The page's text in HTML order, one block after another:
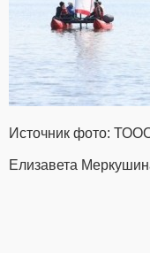
Источник фото:
Елизавета